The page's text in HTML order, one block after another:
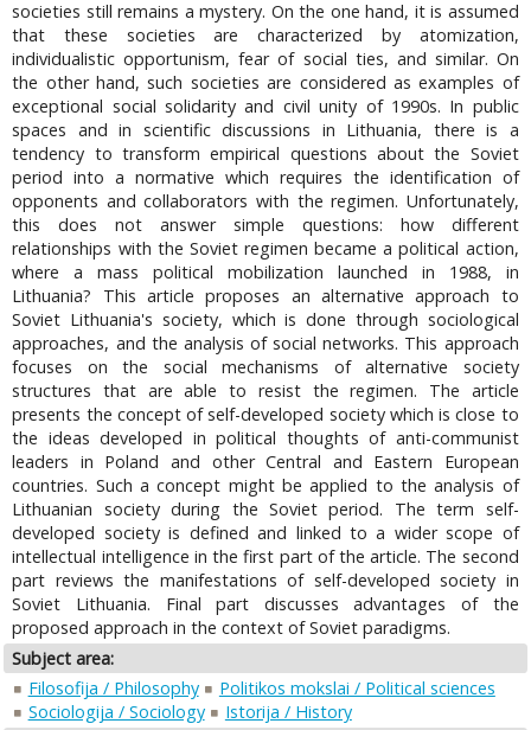
societies still remains a mystery. On the one hand, it is assumed
that these societies are characterized by atomization,
individualistic opportunism, fear of social ties, and similar. On
the other hand, such societies are considered as examples of
exceptional social solidarity and civil unity of 1990s. In public
spaces and in scientific discussions in Lithuania, there is a
tendency to transform empirical questions about the Soviet
period into a normative which requires the identification of
opponents and collaborators with the regimen. Unfortunately,
this does not answer simple questions: how different
relationships with the Soviet regimen became a political action,
where a mass political mobilization launched in 1988, in
Lithuania? This article proposes an alternative approach to
Soviet Lithuania's society, which is done through sociological
approaches, and the analysis of social networks. This approach
focuses on the social mechanisms of alternative society
structures that are able to resist the regimen. The article
presents the concept of self-developed society which is close to
the ideas developed in political thoughts of anti-communist
leaders in Poland and other Central and Eastern European
countries. Such a concept might be applied to the analysis of
Lithuanian society during the Soviet period. The term self-
developed society is defined and linked to a wider scope of
intellectual intelligence in the first part of the article. The second
part reviews the manifestations of self-developed society in
Soviet Lithuania. Final part discusses advantages of the
proposed approach in the context of Soviet paradigms.
Subject area:
Filosofija / Philosophy
Politikos mokslai / Political sciences
Sociologija / Sociology
Istorija / History